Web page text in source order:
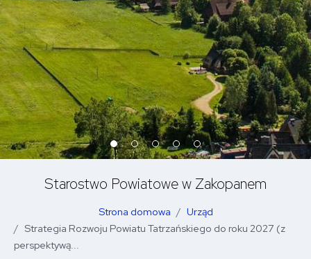
Starostwo Powiatowe w Zakopanem
Strona domowa
Urząd
Strategia Rozwoju Powiatu Tatrzańskiego do roku 2027 (z
perspektywą...